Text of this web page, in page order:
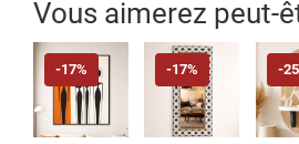
Vous aimerez peut-
-17% -17% -